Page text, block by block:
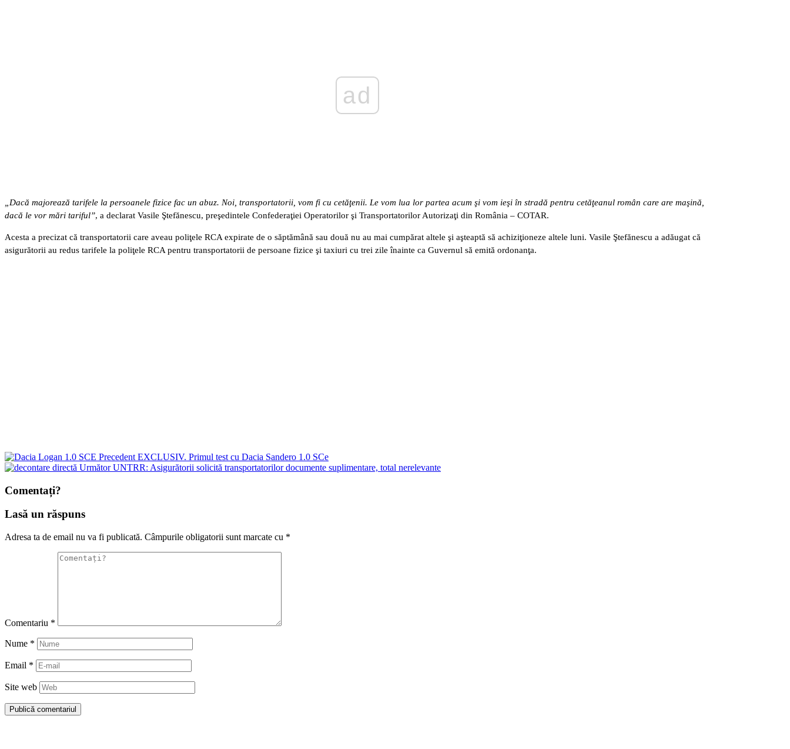
ad
„Dacă majorează tarifele la persoanele fizice fac un abuz. Noi, transportatorii, vom fi cu cetăţenii. Le vom lua lor partea acum şi vom ieşi în stradă pentru cetăţeanul român care are maşină,
dacă le vor mări tariful”, a declarat Vasile Ştefănescu, preşedintele Confederaţiei Operatorilor şi Transportatorilor Autorizaţi din România – COTAR.
Acesta a precizat că transportatorii care aveau poliţele RCA expirate de o săptămână sau două nu au mai cumpărat altele şi aşteaptă să achiziţioneze altele luni. Vasile Ştefănescu a adăugat că
asigurătorii au redus tarifele la poliţele RCA pentru transportatorii de persoane fizice şi taxiuri cu trei zile înainte ca Guvernul să emită ordonanţa.
Precedent EXCLUSIV. Primul test cu Dacia Sandero 1.0 SCe
Următor UNTRR: Asigurătorii solicită transportatorilor documente suplimentare, total nerelevante
Comentați?
Lasă un răspuns
Adresa ta de email nu va fi publicată. Câmpurile obligatorii sunt marcate cu *
Comentariu *
Nume *
Email *
Site web